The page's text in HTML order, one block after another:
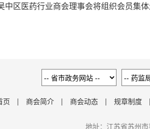
中区医药行业商会理事会将组织会员集
页 | 商会简介 | 商会动态 | 规章制度 |
地址：江苏省苏州